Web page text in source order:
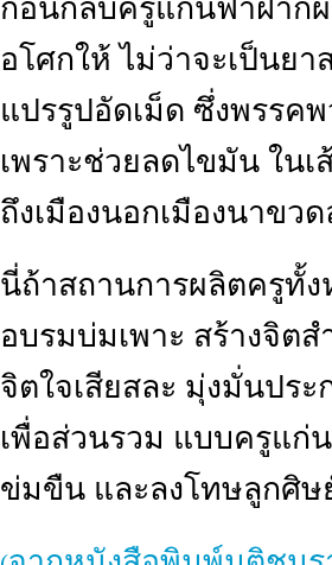
ก่อนกลับครูแก่นฟ้าฝาก
อโศกให้ ไม่ว่าจะเป็นย
แปรรูปอัดเม็ด ซึ่งพรรค
เพราะช่วยลดไขมัน ใน
ถึงเมืองนอกเมืองนาขว
นี่ถ้าสถานการผลิตครูทั้ง
อบรมบ่มเพาะ สร้างจิต
จิตใจเสียสละ มุ่งมั่นปร
เพื่อส่วนรวม แบบครูแก่
ข่มขืน และลงโทษลูกศิษ